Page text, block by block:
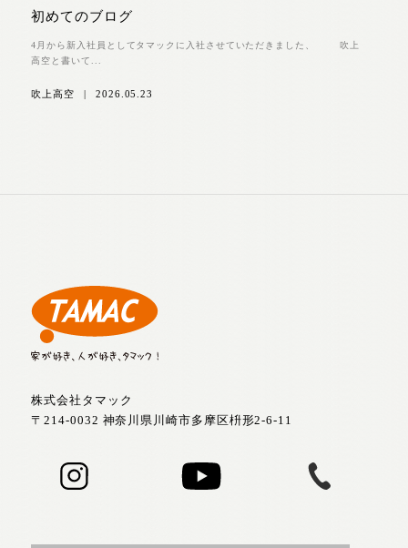
初めてのブログ
4月から新入社員としてタマックに入社させていただきました、 吹上
高空と書いて...
吹上高空 | 2026.05.23
株式会社タマック
〒214-0032 神奈川県川崎市多摩区枡形2-6-11